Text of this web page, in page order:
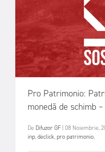
Pro Patrimonio:
monedă de schimb
De Difuzor GF 08 Noiembrie,
inp,declick,pro patrimonio,